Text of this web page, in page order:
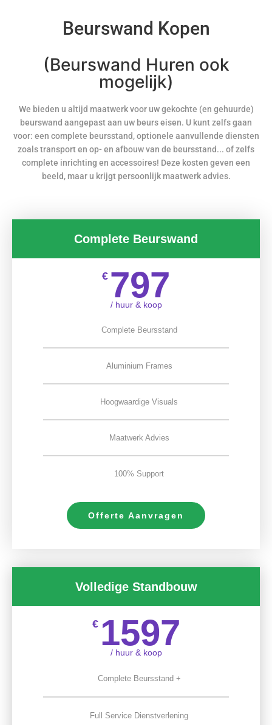
Beurswand Kopen
(Beurswand Huren ook
mogelijk)
We bieden u altijd maatwerk voor uw gekochte (en gehuurde)
beurswand aangepast aan uw beurs eisen. U kunt zelfs gaan
voor: een complete beursstand, optionele aanvullende diensten
zoals transport en op- en afbouw van de beursstand... of zelfs
complete inrichting en accessoires! Deze kosten geven een
beeld, maar u krijgt persoonlijk maatwerk advies.
Complete Beurswand
€ 797
/ huur & koop
Complete Beursstand
Aluminium Frames
Hoogwaardige Visuals
Maatwerk Advies
100% Support
Offerte Aanvragen
Volledige Standbouw
€ 1597
/ huur & koop
Complete Beursstand +
Full Service Dienstverlening